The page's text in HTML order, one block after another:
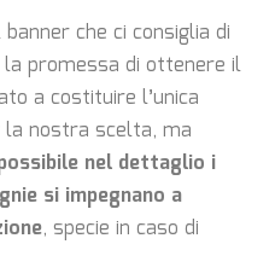
che ci consiglia di
promessa di ottenere il
a costituire l’unica
nostra scelta, ma
nel dettaglio i
si impegnano a
, specie in caso di